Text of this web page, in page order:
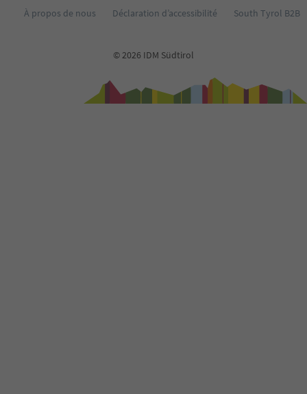
À propos de nous
Déclaration d’accessibilité South Tyrol B2B
© 2026 IDM Südtirol